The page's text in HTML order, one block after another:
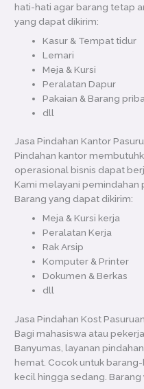
hati-hati agar barang tetap
yang dapat dikirim:
Kasur & Tempat tidur
Lemari
Meja & Kursi
Peralatan Dapur
Pakaian & Barang
dll
Jasa Pindahan Kantor
Pindahan kantor
operasional bisnis dapat
Kami melayani
Barang yang dapat dikirim:
Meja & Kursi kerja
Peralatan Kerja
Rak Arsip
Komputer & Printer
Dokumen & Berkas
dll
Jasa Pindahan Kost
Bagi mahasiswa atau
Banyumas, layanan
hemat. Cocok untuk
kecil hingga sedang.